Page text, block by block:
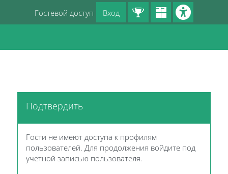
Перейти к основному содержанию
Гостевой доступ
Вход
Подтвердить
Гости не имеют доступа к профилям
пользователей. Для продолжения войдите под
учетной записью пользователя.